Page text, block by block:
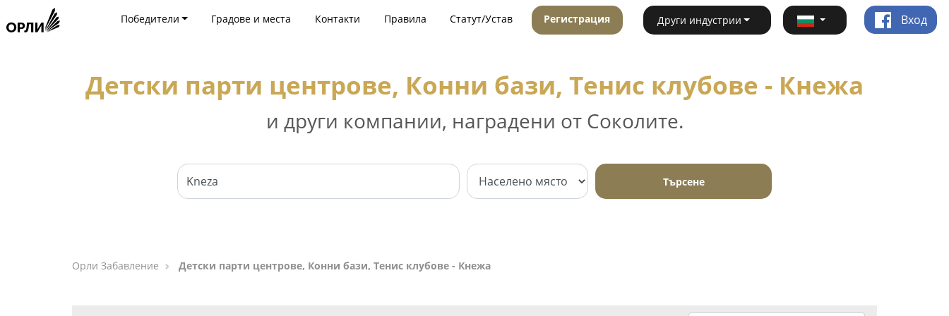
Победители Градове и места Контакти Правила Статут/Устав Регистрация Други индустрии Вход
Детски парти центрове, Конни бази, Тенис клубове - Кнежа
и други компании, наградени от Соколите.
Търсене
Орли Забавление Детски парти центрове, Конни бази, Тенис клубове - Кнежа